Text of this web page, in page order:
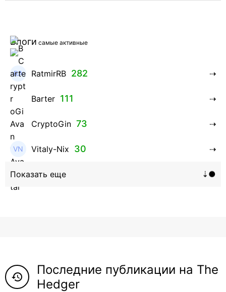
Блоги самые активные
RatmirRB 282
Barter 111
CryptoGin 73
Vitaly-Nix 30
Hanna_Zolo4evskaya
Neftegrad 5
history
Последние публикации на The
Hedger